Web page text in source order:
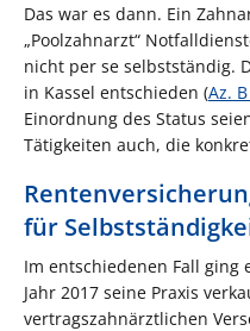
Das war es dann. Ein
„Poolzahnarzt“
nicht per se selbstständig.
in Kassel entschieden (Az.
Einordnung des Status
Tätigkeiten auch, die
für
Im entschiedenen Fall ging
Jahr 2017 seine Praxis
vertragszahnärztlichen